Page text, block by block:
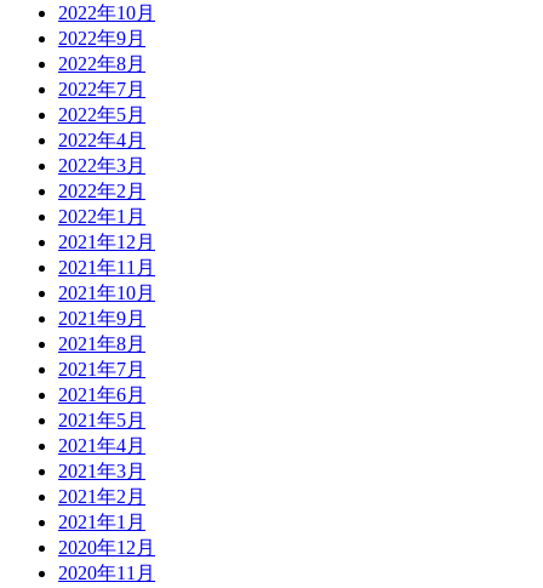
2022年10月
2022年9月
2022年8月
2022年7月
2022年5月
2022年4月
2022年3月
2022年2月
2022年1月
2021年12月
2021年11月
2021年10月
2021年9月
2021年8月
2021年7月
2021年6月
2021年5月
2021年4月
2021年3月
2021年2月
2021年1月
2020年12月
2020年11月